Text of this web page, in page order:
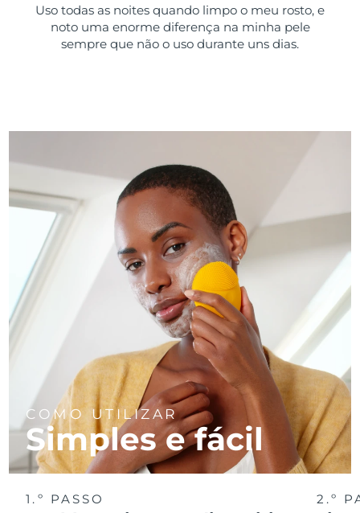
Uso todas as noites quando limpo o meu rosto, e
noto uma enorme diferença na minha pele
sempre que não o uso durante uns dias.
COMO UTILIZAR
Simples e fácil
1.º PASSO 2.º